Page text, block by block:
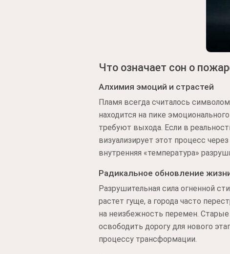
Что означает сон о
Алхимия эмоций и страстей
Пламя всегда считалось
находится на пике
требуют выхода. Если в
визуализирует этот процесс
внутренняя «температура»
Радикальное обновление
Разрушительная сила огненной
растет гуще, а города часто
на неизбежность перемен.
освободить дорогу для нового
процессу трансформации.